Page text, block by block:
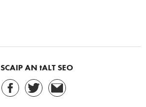
SCAIP AN tALT SEO